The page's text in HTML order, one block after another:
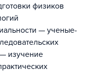
физиков
— ученые-
изучение